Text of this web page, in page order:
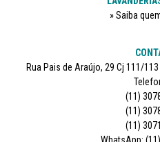
Saiba
Rua Pais de Araújo, 29 Cj 111/
(11)
(11)
(11)